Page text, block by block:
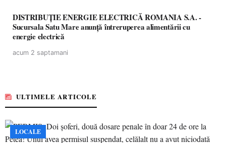
DISTRIBUȚIE ENERGIE ELECTRICĂ ROMANIA S.A. -
Sucursala Satu Mare anunţă întreruperea alimentării cu
energie electrică
acum 2 saptamani
ULTIMELE ARTICOLE
LOCALE